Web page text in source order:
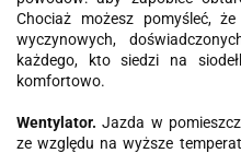
Chociaż możesz pomyśleć,
wyczynowych,
każdego, kto siedzi na
komfortowo.
Wentylator. Jazda w
ze względu na wyższe